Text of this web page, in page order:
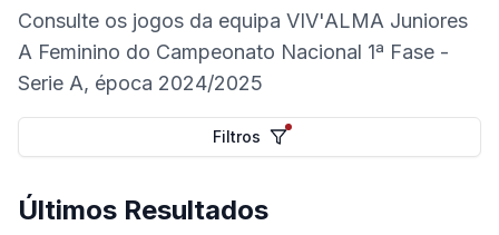
Consulte os jogos da equipa VIV'ALMA Juniores
A Feminino do Campeonato Nacional 1ª Fase -
Serie A, época 2024/2025
Filtros
Últimos Resultados